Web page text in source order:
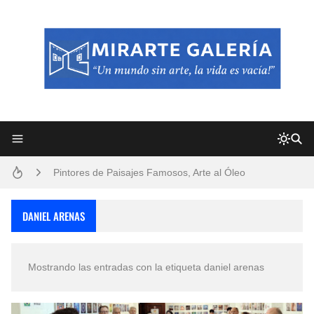
Pintores de Paisajes Famosos, Arte al Óleo
San Valentín Dibujos a Lápiz del 14 de Febrero
DANIEL ARENAS
Mostrando las entradas con la etiqueta daniel arenas